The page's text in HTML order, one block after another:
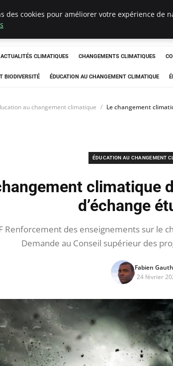
ACTUALITÉS CLIMATIQUES CHANGEMENTS CLIMATIQUES
BIODIVERSITÉ ÉDUCATION AU CHANGEMENT CLIMATIQUE
au changement climatique Le changement
ÉDUCATION AU CHANGEMENT
climatique
d’échange
Renforcement des enseignements sur le
Demande au Conseil supérieur des
Fabien
24 février
des cookies pour améliorer votre expérience de